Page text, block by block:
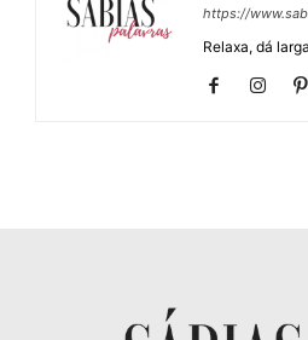
https://
Relaxa, dá